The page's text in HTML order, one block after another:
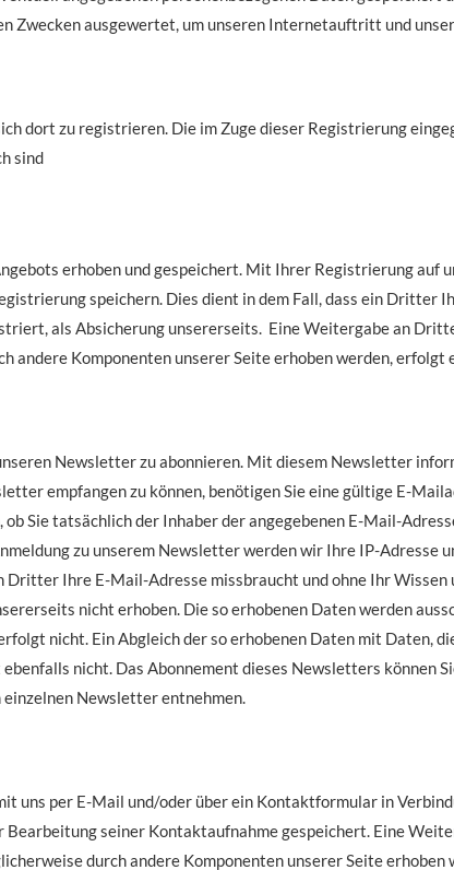
Zwecken ausgewertet, um unseren Internetauftritt und
dort zu registrieren. Die im Zuge dieser Registrierung
sind
erhoben und gespeichert. Mit Ihrer Registrierung auf
speichern. Dies dient in dem Fall, dass ein Dritter
als Absicherung unsererseits. Eine Weitergabe an
andere Komponenten unserer Seite erhoben werden, erfolgt
Newsletter zu abonnieren. Mit diesem Newsletter
empfangen zu können, benötigen Sie eine gültige E-
Sie tatsächlich der Inhaber der angegebenen E-Mail-
zu unserem Newsletter werden wir Ihre IP-Adresse
Dritter Ihre E-Mail-Adresse missbraucht und ohne Ihr
nicht erhoben. Die so erhobenen Daten werden
nicht. Ein Abgleich der so erhobenen Daten mit Daten,
nicht. Das Abonnement dieses Newsletters können
Newsletter entnehmen.
uns per E-Mail und/oder über ein Kontaktformular in
Bearbeitung seiner Kontaktaufnahme gespeichert. Eine
durch andere Komponenten unserer Seite erhoben